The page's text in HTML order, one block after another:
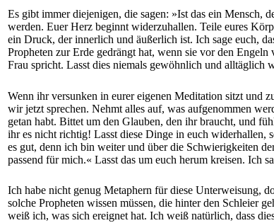
Es gibt immer diejenigen, die sagen: »Ist das ein Mensch,
werden. Euer Herz beginnt widerzuhallen. Teile eures
ein Druck, der innerlich und äußerlich ist. Ich sage euch,
Propheten zur Erde gedrängt hat, wenn sie vor den
Frau spricht. Lasst dies niemals gewöhnlich und alltäglich
Wenn ihr versunken in eurer eigenen Meditation sitzt und
wir jetzt sprechen. Nehmt alles auf, was aufgenommen
getan habt. Bittet um den Glauben, den ihr braucht, und
ihr es nicht richtig! Lasst diese Dinge in euch widerhallen,
es gut, denn ich bin weiter und über die Schwierigkeiten
passend für mich.« Lasst das um euch herum kreisen. Ich
Ich habe nicht genug Metaphern für diese Unterweisung,
solche Propheten wissen müssen, die hinter den Schleier
weiß ich, was sich ereignet hat. Ich weiß natürlich, dass